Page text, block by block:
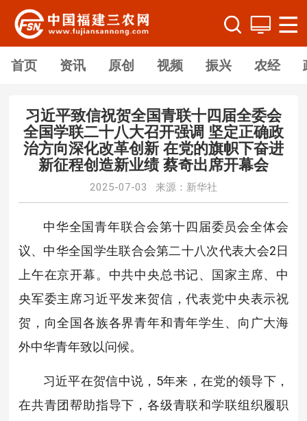
首页 资讯 原创 视频 振兴 农经
习近平致信祝贺全国青联十四届全委会
全国学联二十八大召开强调 坚定正确政
治方向深化改革创新 在党的旗帜下奋进
新征程创造新业绩 蔡奇出席开幕会
2025-07-03 来源：新华社
中华全国青年联合会第十四届委员会全体会
议、中华全国学生联合会第二十八次代表大会2日
上午在京开幕。中共中央总书记、国家主席、中
央军委主席习近平发来贺信，代表党中央表示祝
贺，向全国各族各界青年和青年学生、向广大海
外中华青年致以问候。
习近平在贺信中说，5年来，在党的领导下，
在共青团帮助指导下，各级青联和学联组织履职